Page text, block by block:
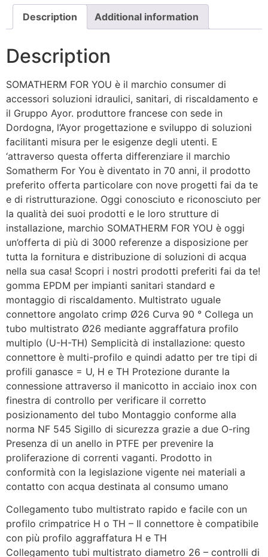
Description Additional information
Description
SOMATHERM FOR YOU è il marchio consumer di
accessori soluzioni idraulici, sanitari, di riscaldamento e
il Gruppo Ayor. produttore francese con sede in
Dordogna, l’Ayor progettazione e sviluppo di soluzioni
facilitanti misura per le esigenze degli utenti. E
‘attraverso questa offerta differenziare il marchio
Somatherm For You è diventato in 70 anni, il prodotto
preferito offerta particolare con nove progetti fai da te
e di ristrutturazione. Oggi conosciuto e riconosciuto per
la qualità dei suoi prodotti e le loro strutture di
installazione, marchio SOMATHERM FOR YOU è oggi
un’offerta di più di 3000 referenze a disposizione per
tutta la fornitura e distribuzione di soluzioni di acqua
nella sua casa! Scopri i nostri prodotti preferiti fai da te!
gomma EPDM per impianti sanitari standard e
montaggio di riscaldamento. Multistrato uguale
connettore angolato crimp Ø26 Curva 90 ° Collega un
tubo multistrato Ø26 mediante aggraffatura profilo
multiplo (U-H-TH) Semplicità di installazione: questo
connettore è multi-profilo e quindi adatto per tre tipi di
profili ganasce = U, H e TH Protezione durante la
connessione attraverso il manicotto in acciaio inox con
finestra di controllo per verificare il corretto
posizionamento del tubo Montaggio conforme alla
norma NF 545 Sigillo di sicurezza grazie a due O-ring
Presenza di un anello in PTFE per prevenire la
proliferazione di correnti vaganti. Prodotto in
conformità con la legislazione vigente nei materiali a
contatto con acqua destinata al consumo umano
Collegamento tubo multistrato rapido e facile con un
profilo crimpatrice H o TH – Il connettore è compatibile
con più profilo aggraffatura H e TH
Collegamento tubi multistrato diametro 26 – controlli di